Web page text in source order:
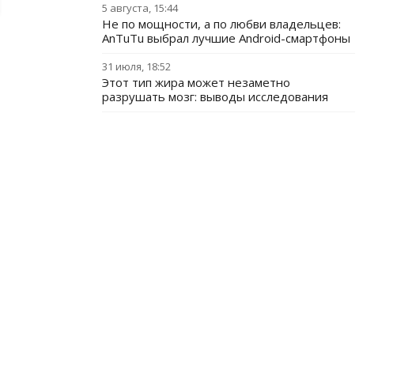
5 августа, 15:44
Не по мощности, а по любви владельцев:
AnTuTu выбрал лучшие Android-смартфоны
31 июля, 18:52
Этот тип жира может незаметно
разрушать мозг: выводы исследования